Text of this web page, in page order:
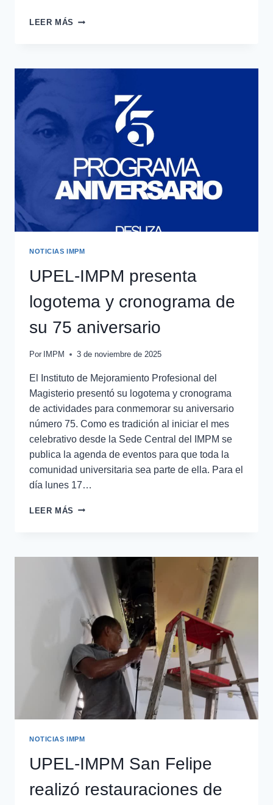
LEER MÁS
NOTICIAS IMPM
UPEL-IMPM presenta
logotema y cronograma de
su 75 aniversario
Por IMPM 3 de noviembre de 2025
El Instituto de Mejoramiento Profesional del
Magisterio presentó su logotema y cronograma
de actividades para conmemorar su aniversario
número 75. Como es tradición al iniciar el mes
celebrativo desde la Sede Central del IMPM se
publica la agenda de eventos para que toda la
comunidad universitaria sea parte de ella. Para el
día lunes 17…
LEER MÁS
NOTICIAS IMPM
UPEL-IMPM San Felipe
realizó restauraciones de